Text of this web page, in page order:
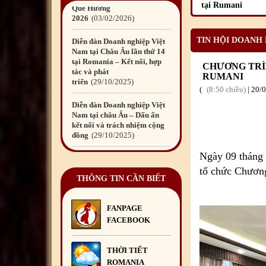
tại Romania – Kết nối, hợp
tác và phát
triển 29/10/2025
Diễn đàn Doanh nghiệp Việt
Nam tại châu Âu – Dấu ấn
kết nối và trách nhiệm cộng
đồng
29/10/2025
Quyên góp ủng hộ đồng bào
bị thiệt hại do bão số 10 và
mưa lũ gây ra
10/10/2025
Đêm hội Trăng Rằm
Liên hoan chia tay Đại sứ Đỗ
Đức Thành cùng Phu nhân và
bà Lương Ngọc Linh kết thúc
nhiệm kỳ công tác tại
Romania
29/09/2025
Diễn đàn Doanh nghiệp Việt
Nam tại châu Âu lần thứ 14
THÔNG TIN CẦN BIẾT
FANPAGE
FACEBOOK
THỜI TIẾT
ROMANIA
tại Rumani
TIN HỘI DOANH
CHƯƠNG
RUMANI
8:50 chiều | 20/
Ngày 09
tổ chức